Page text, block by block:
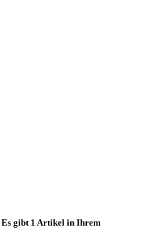
Es gibt 1 Artikel in Ihrem